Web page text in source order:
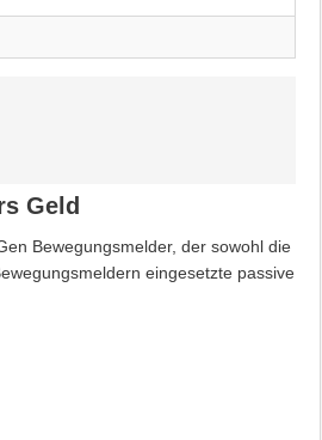
Geld
Bewegungsmelder, der sowohl die
eingesetzte passive